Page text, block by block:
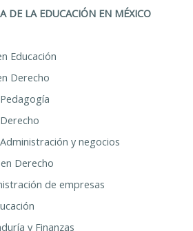
DE LA EDUCACIÓN EN MÉXICO
Educación
Derecho
y negocios
Derecho
de empresas
y Finanzas